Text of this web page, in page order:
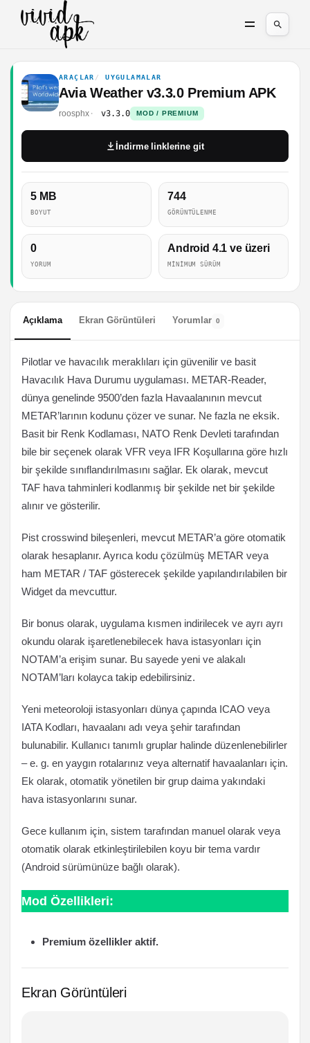
ARAÇLAR UYGULAMALAR
Avia Weather v3.3.0 Premium APK
roosphx v3.3.0 MOD / PREMIUM
5 MB
BOYUT
744
GÖRÜNTÜLENME
0
YORUM
Android 4.1 ve üzeri
MINIMUM SÜRÜM
İndirme linklerine git
Açıklama Ekran Görüntüleri Yorumlar 0
Pilotlar ve havacılık meraklıları için güvenilir ve basit
Havacılık Hava Durumu uygulaması. METAR-Reader,
dünya genelinde 9500’den fazla Havaalanının mevcut
METAR’larının kodunu çözer ve sunar. Ne fazla ne eksik.
Basit bir Renk Kodlaması, NATO Renk Devleti tarafından
bile bir seçenek olarak VFR veya IFR Koşullarına göre hızlı
bir şekilde sınıflandırılmasını sağlar. Ek olarak, mevcut
TAF hava tahminleri kodlanmış bir şekilde net bir şekilde
alınır ve gösterilir.
Pist crosswind bileşenleri, mevcut METAR’a göre otomatik
olarak hesaplanır. Ayrıca kodu çözülmüş METAR veya
ham METAR / TAF gösterecek şekilde yapılandırılabilen bir
Widget da mevcuttur.
Bir bonus olarak, uygulama kısmen indirilecek ve ayrı ayrı
okundu olarak işaretlenebilecek hava istasyonları için
NOTAM’a erişim sunar. Bu sayede yeni ve alakalı
NOTAM’ları kolayca takip edebilirsiniz.
Yeni meteoroloji istasyonları dünya çapında ICAO veya
IATA Kodları, havaalanı adı veya şehir tarafından
bulunabilir. Kullanıcı tanımlı gruplar halinde düzenlenebilirler
– e. g. en yaygın rotalarınız veya alternatif havaalanları için.
Ek olarak, otomatik yönetilen bir grup daima yakındaki
hava istasyonlarını sunar.
Gece kullanım için, sistem tarafından manuel olarak veya
otomatik olarak etkinleştirilebilen koyu bir tema vardır
(Android sürümünüze bağlı olarak).
Mod Özellikleri:
Premium özellikler aktif.
Ekran Görüntüleri